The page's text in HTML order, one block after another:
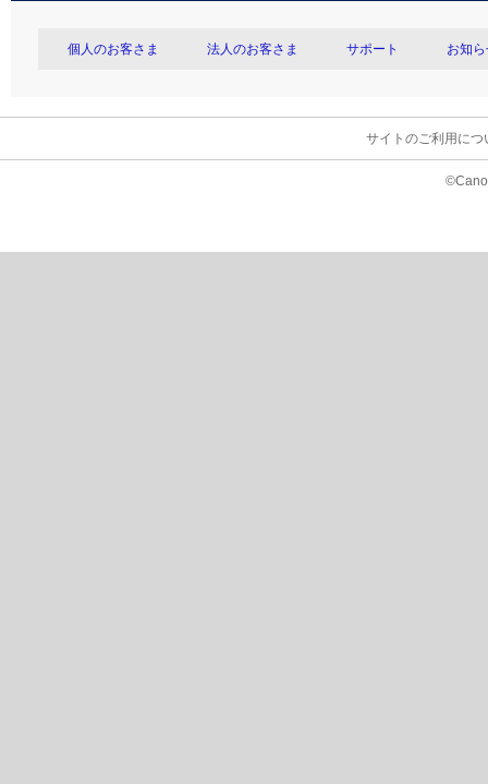
個人のお客さま 法人のお客さま サポート お知
サイトのご利用につ